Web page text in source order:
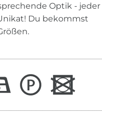
Optik - jeder
Du bekommst